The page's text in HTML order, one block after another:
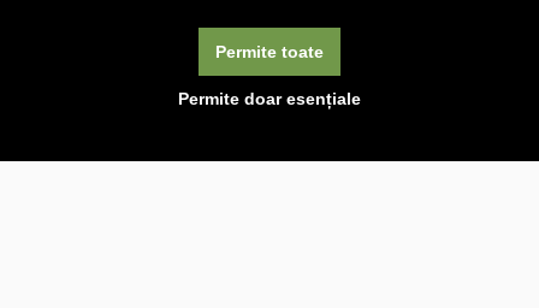
Permite doar esențiale
Permite toate
exprimați acordul asupra folosirii cookie-urilor.